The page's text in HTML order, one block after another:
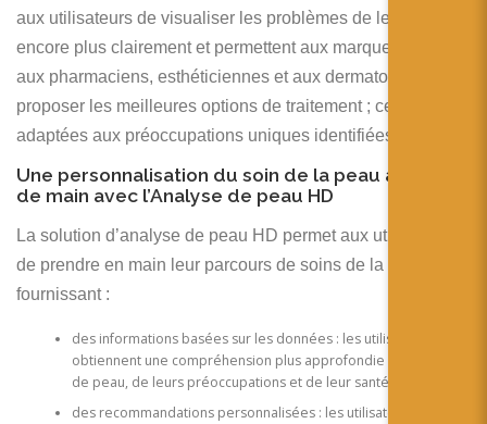
aux utilisateurs de visualiser les problèmes de leur peau
encore plus clairement et permettent aux marques de soin,
aux pharmaciens, esthéticiennes et aux dermatologues de
proposer les meilleures options de traitement ; celles
adaptées aux préoccupations uniques identifiées.
Une personnalisation du soin de la peau à portée
de main avec l’Analyse de peau HD
La solution d’analyse de peau HD permet aux utilisateurs
de prendre en main leur parcours de soins de la peau en
fournissant :
des informations basées sur les données : les utilisateurs
obtiennent une compréhension plus approfondie de leur type
de peau, de leurs préoccupations et de leur santé globale.
des recommandations personnalisées : les utilisateurs